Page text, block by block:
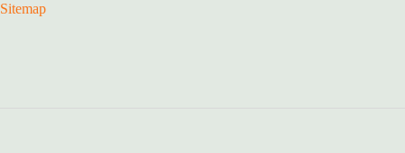
Sitemap